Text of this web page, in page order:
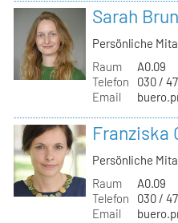
Sarah
Persönliche
Raum
A0.09
Telefon
030 /
Email
Franziska
Persönliche
Raum
A0.09
Telefon
030 /
Email